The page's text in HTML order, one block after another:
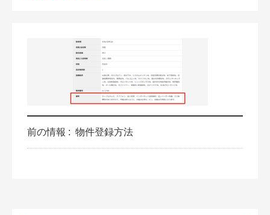
前の情報 : 物件登録方法